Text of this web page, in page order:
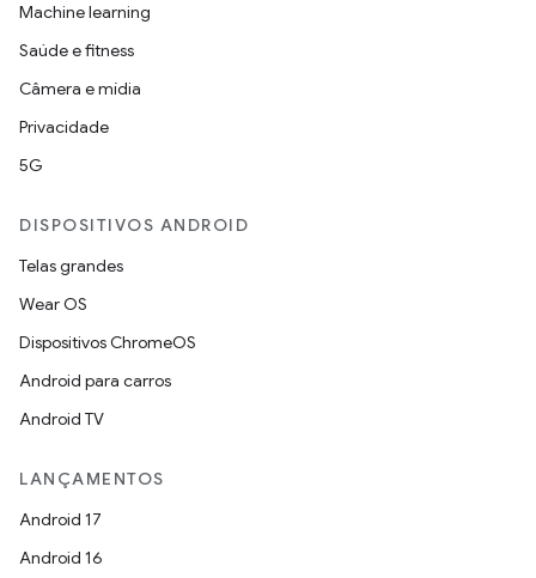
Machine learning
Saúde e fitness
Câmera e mídia
Privacidade
5G
DISPOSITIVOS ANDROID
Telas grandes
Wear OS
Dispositivos ChromeOS
Android para carros
Android TV
LANÇAMENTOS
Android 17
Android 16